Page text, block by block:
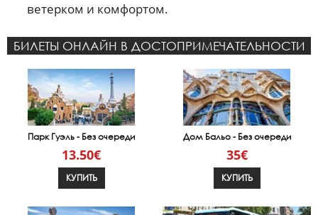
ветерком и комфортом.
БИЛЕТЫ ОНЛАЙН В ДОСТОПРИМЕЧАТЕЛЬНОСТИ
Парк Гуэль - Без очереди
13.50€
КУПИТЬ
Дом Бальо - Без очереди
35€
КУПИТЬ